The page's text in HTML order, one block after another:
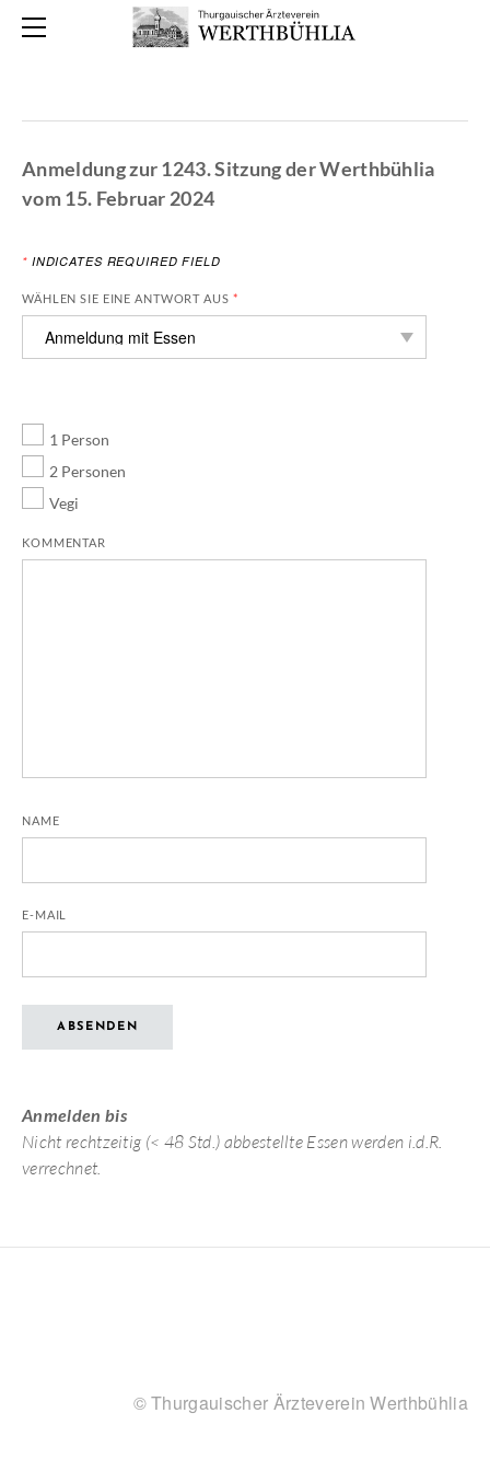
Anmeldung zur 1243. Sitzung der Werthbühlia
vom 15. Februar 2024
*INDICATES REQUIRED FIELD
WÄHLEN SIE EINE ANTWORT AUS *
1 Person
2 Personen
Vegi
KOMMENTAR
NAME
E-MAIL
ABSENDEN
Anmelden bis
Nicht rechtzeitig (< 48 Std.) abbestellte Essen werden i.d.R.
verrechnet.
© Thurgauischer Ärzteverein Werthbühlia
HOME
KONTAKT
ANMELDUNG